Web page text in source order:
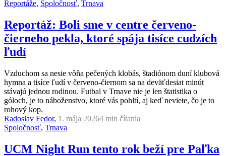
Reportáže, Spoločnosť, Trnava
Reportáž: Boli sme v centre červeno-
čierneho pekla, ktoré spája tisíce cudzích
ľudí
Vzduchom sa nesie vôňa pečených klobás, štadiónom duní klubová
hymna a tisíce ľudí v červeno-čiernom sa na deväťdesiat minút
stávajú jednou rodinou. Futbal v Trnave nie je len štatistika o
góloch, je to náboženstvo, ktoré vás pohltí, aj keď neviete, čo je to
rohový kop.
Radoslav Fedor, 1. mája 20264 min čítania
Spoločnosť, Trnava
UCM Night Run tento rok beží pre Paľka